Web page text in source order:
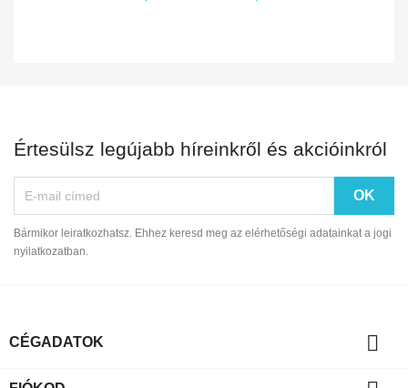
Értesülsz legújabb híreinkről és akcióinkról
Bármikor leiratkozhatsz. Ehhez keresd meg az elérhetőségi adatainkat a jogi
nyilatkozatban.
CÉGADATOK 